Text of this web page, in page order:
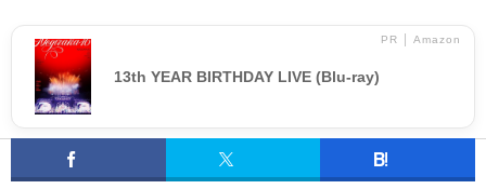
PR │ Amazon
13th YEAR BIRTHDAY LIVE (Blu-ray)